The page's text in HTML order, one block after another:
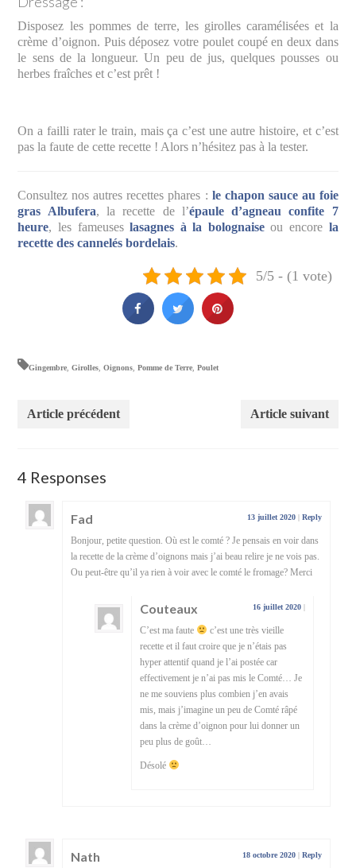
Disposez les pommes de terre, les girolles caramélisées et la
crème d’oignon. Puis déposez votre poulet coupé en deux dans
le sens de la longueur. Un peu de jus, quelques pousses ou
herbes fraîches et c’est prêt !
On a failli rater le train, mais ça c’est une autre histoire, et c’est
pas la faute de cette recette ! Alors n’hésitez pas à la tester.
Consultez nos autres recettes phares : le chapon sauce au foie
gras Albufera, la recette de l’épaule d’agneau confite 7
heure, les fameuseslasagnes à la bolognaiseou encore la
recette des cannelés bordelais.
5/5 - (1 vote)
Gingembre,Girolles,Oignons,Pomme de Terre,Poulet
Article précédent Article suivant
4 Responses
Fad 13 juillet 2020 | Reply
Bonjour, petite question. Où est le comté ? Je pensais en voir dans
la recette de la crème d’oignons mais j’ai beau relire je ne vois pas.
Ou peut-être qu’il ya rien à voir avec le comté le fromage? Merci
Couteaux 16 juillet 2020 |
C’est ma faute
c’est une très vieille
recette et il faut croire que je n’étais pas
hyper attentif quand je l’ai postée car
effectivement je n’ai pas mis le Comté… Je
ne me souviens plus combien j’en avais
mis, mais j’imagine un peu de Comté râpé
dans la crème d’oignon pour lui donner un
peu plus de goût…
Désolé
Nath 18 octobre 2020 | Reply